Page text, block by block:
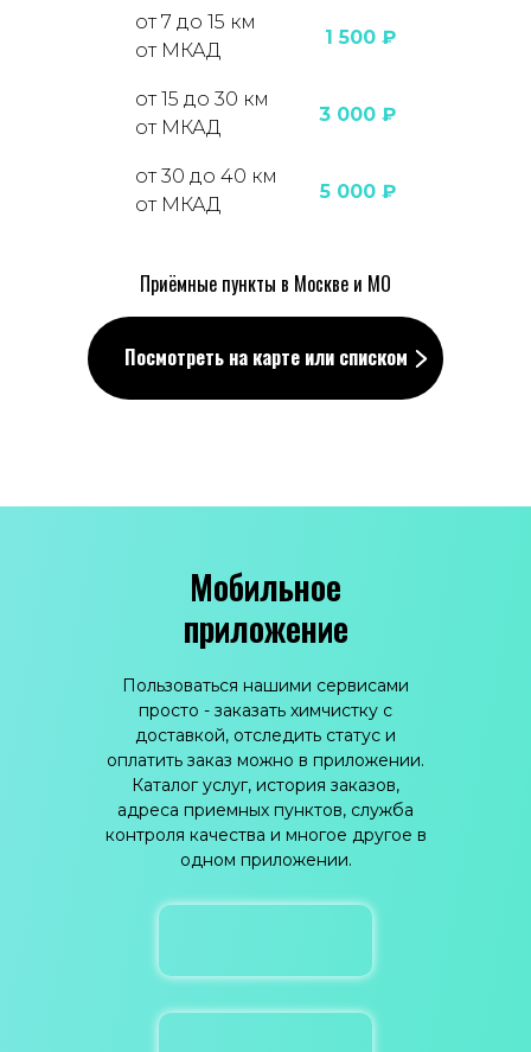
от 7 до 15 км
от МКАД
от 15 до 30 км
от МКАД
от 30 до 40 км
от МКАД
1 500 ₽
3 000 ₽
5 000 ₽
Посмотреть на карте или списком
Приёмные пункты в Москве и МО
Пользоваться нашими сервисами
просто - заказать химчистку с
доставкой, отследить статус и
оплатить заказ можно в приложении.
Каталог услуг, история заказов,
адреса приемных пунктов, служба
контроля качества и многое другое в
одном приложении.
Мобильное
приложение